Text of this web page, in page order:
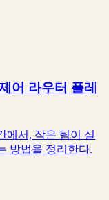
어 라우터 플레
에서, 작은 팀이 실
방법을 정리한다.